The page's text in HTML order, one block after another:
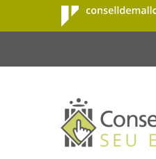
Salta al contingut principal
Consell de
Mallorca